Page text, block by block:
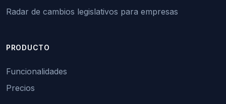
Radar de cambios legislativos para empresas
PRODUCTO
Funcionalidades
Precios